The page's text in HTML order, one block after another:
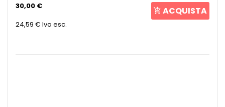
30,00 €
24,59 € Iva esc.
ACQUISTA